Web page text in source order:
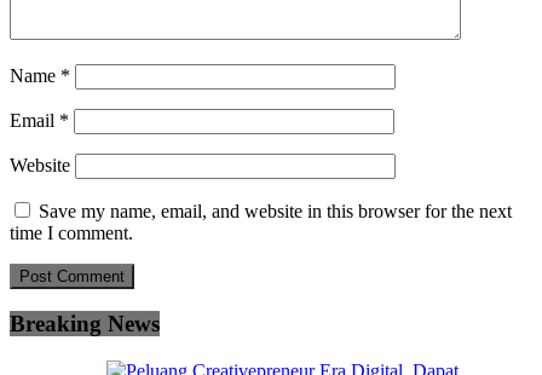
Name *
Email *
Website
Save my name, email, and website in this browser for the next
time I comment.
Breaking News